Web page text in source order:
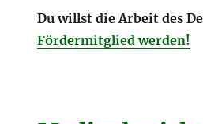
Du willst die Arbeit des
Fördermitglied werden!